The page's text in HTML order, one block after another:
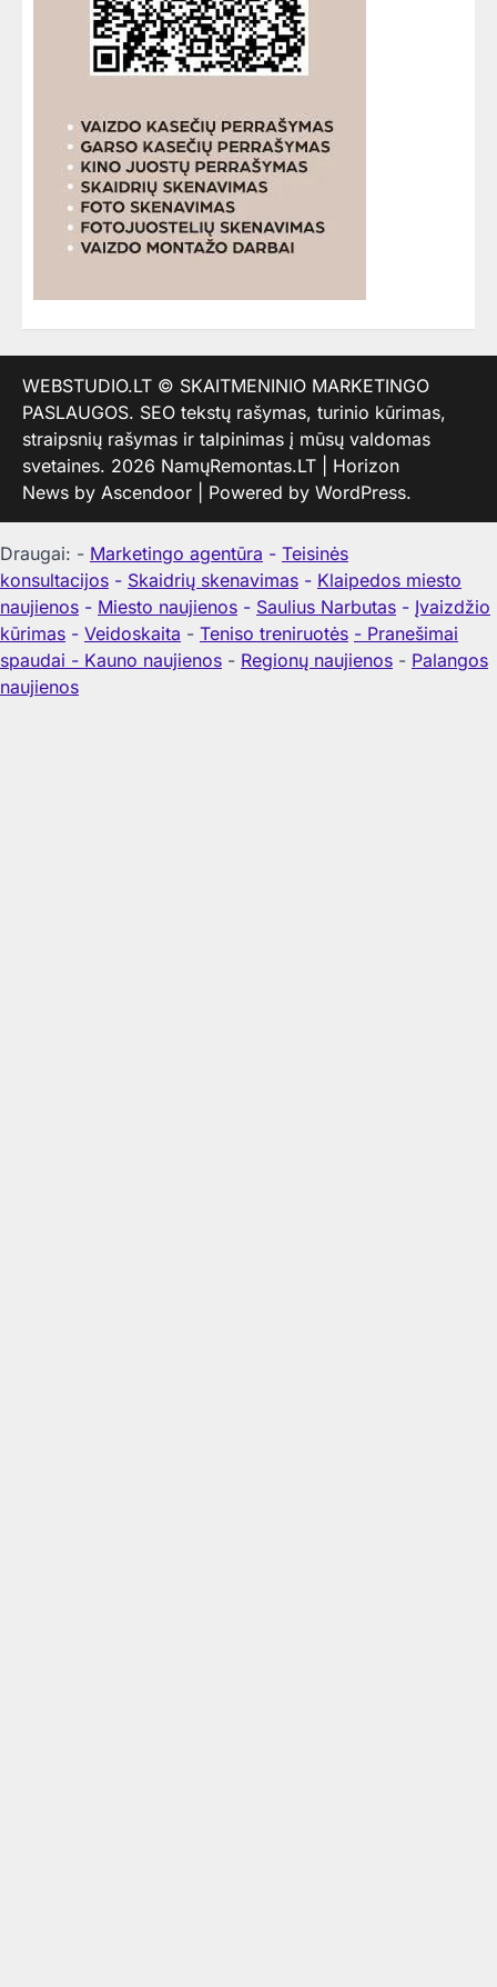
WEBSTUDIO.LT © SKAITMENINIO MARKETINGO
PASLAUGOS. SEO tekstų rašymas, turinio kūrimas,
straipsnių rašymas ir talpinimas į mūsų valdomas
svetaines. 2026 NamųRemontas.LT | Horizon
News by Ascendoor | Powered by WordPress.
Draugai: - Marketingo agentūra - Teisinės
konsultacijos - Skaidrių skenavimas - Klaipedos miesto
naujienos - Miesto naujienos - Saulius Narbutas - Įvaizdžio
kūrimas - Veidoskaita - Teniso treniruotės - Pranešimai
spaudai - Kauno naujienos - Regionų naujienos - Palangos
naujienos